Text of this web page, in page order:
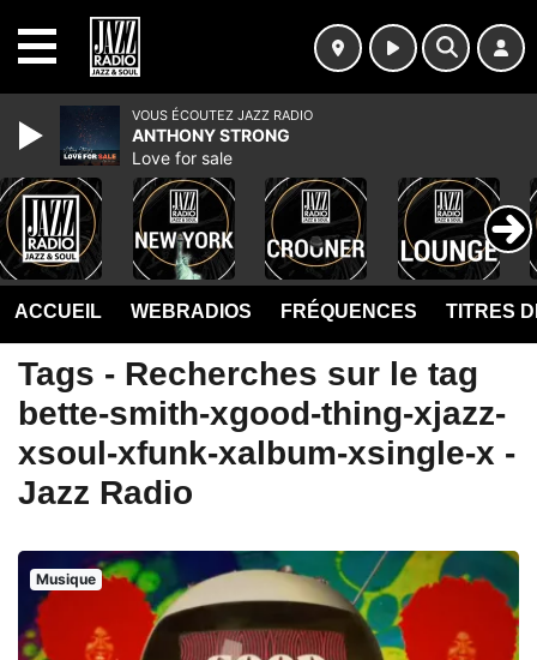
ACCUEIL WEBRADIOS FRÉQUENCES TITRES
Tags - Recherches sur le tag
bette-smith-xgood-thing-xjazz-
xsoul-xfunk-xalbum-xsingle-x -
Jazz Radio
Musique
VOUS ÉCOUTEZ JAZZ RADIO
ANTHONY STRONG
Love for sale